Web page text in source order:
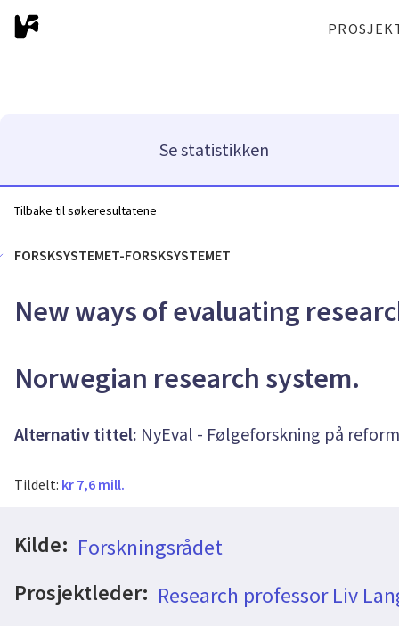
Se statistikken
Tilbake til søkeresultatene
FORSKSYSTEMET-FORSKSYSTEMET
New ways of evaluating
Norwegian research system.
Alternativ tittel: NyEval - Følgeforskning på
Tildelt: kr 7,6 mill.
Kilde: Forskningsrådet
Prosjektleder: Research professor Liv